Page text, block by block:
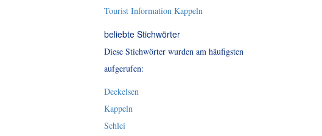
Tourist Information Kappeln
beliebte Stichwörter
Diese Stichwörter wurden am häufigsten
aufgerufen:
Deekelsen
Kappeln
Schlei